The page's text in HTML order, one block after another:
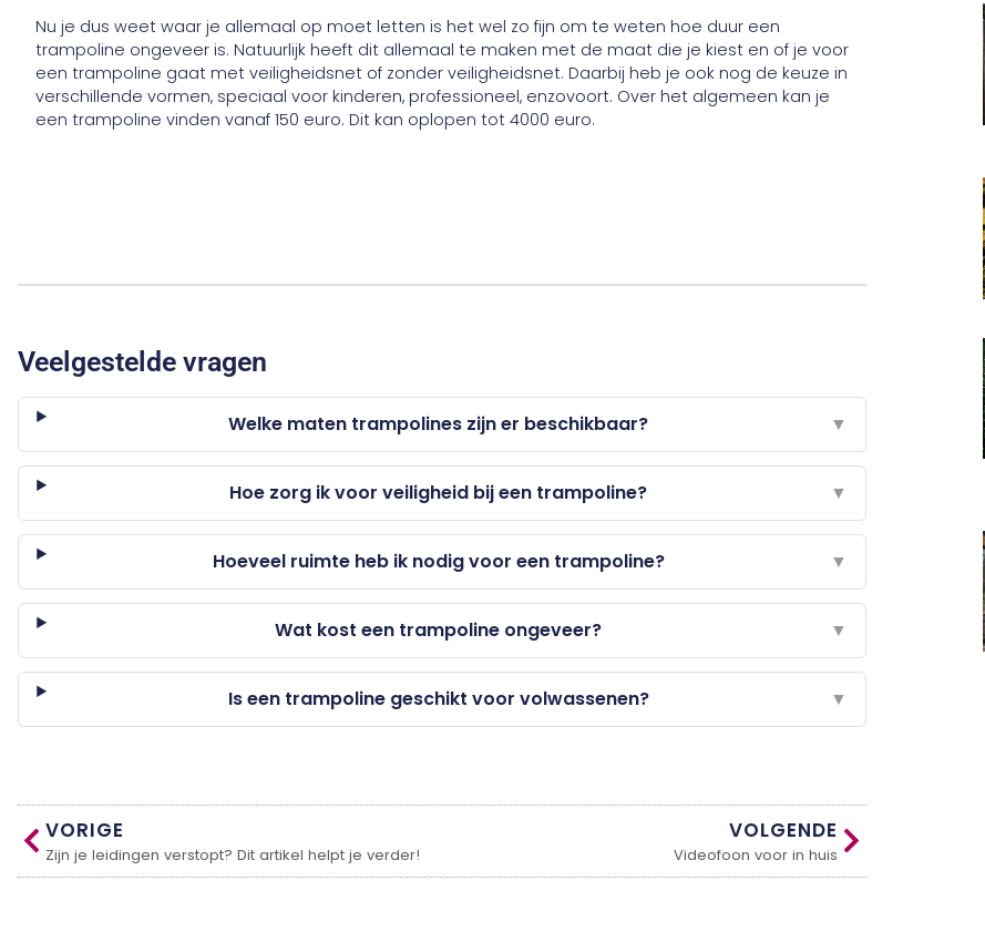
Nu je dus weet waar je allemaal op moet letten is het wel zo fijn om te weten hoe duur een
trampoline ongeveer is. Natuurlijk heeft dit allemaal te maken met de maat die je kiest en of je voor
een trampoline gaat met veiligheidsnet of zonder veiligheidsnet. Daarbij heb je ook nog de keuze in
verschillende vormen, speciaal voor kinderen, professioneel, enzovoort. Over het algemeen kan je
een trampoline vinden vanaf 150 euro. Dit kan oplopen tot 4000 euro.
Veelgestelde vragen
Welke maten trampolines zijn er beschikbaar? ▼
Hoe zorg ik voor veiligheid bij een trampoline? ▼
Hoeveel ruimte heb ik nodig voor een trampoline? ▼
Wat kost een trampoline ongeveer? ▼
Is een trampoline geschikt voor volwassenen? ▼
VORIGE
Zijn je leidingen verstopt? Dit artikel helpt je verder!
VOLGENDE
Videofoon voor in huis